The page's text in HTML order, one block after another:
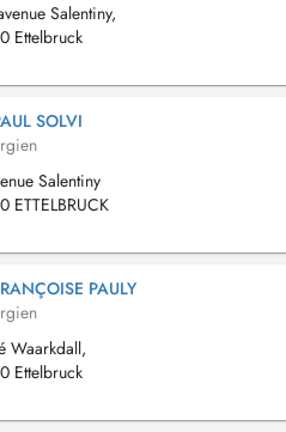
Salentiny,
Ettelbruck
SOLVI
Salentiny
ETTELBRUCK
PAULY
Waarkdall,
Ettelbruck